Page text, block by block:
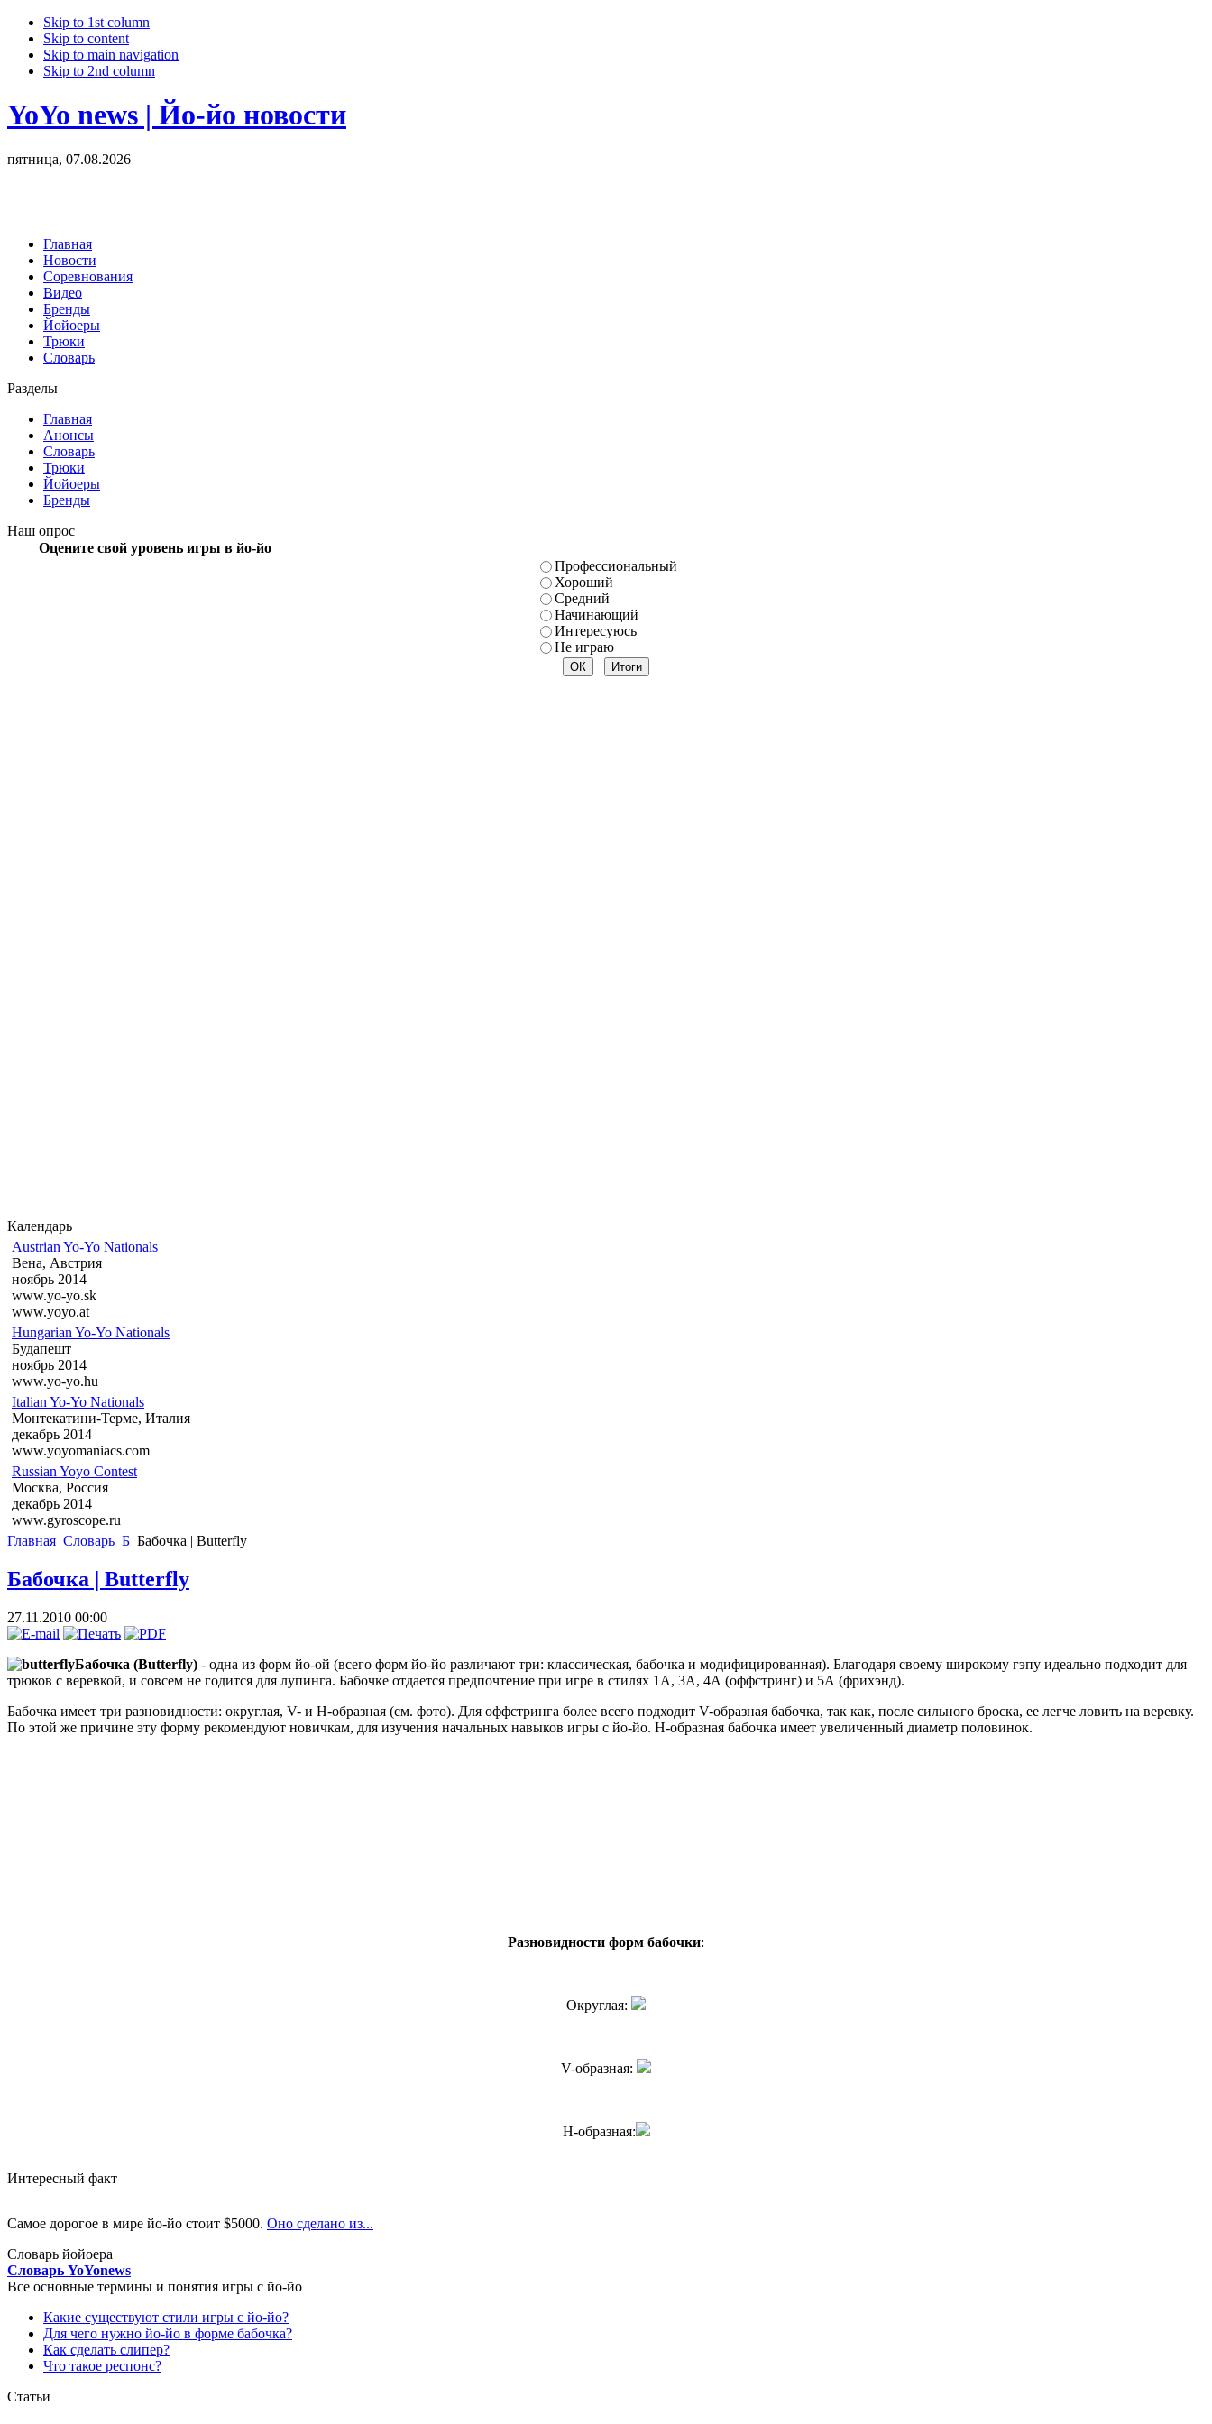
Skip to 1st column
Skip to content
Skip to main navigation
Skip to 2nd column
YoYo news | Йо-йо новости
пятница, 07.08.2026
Главная
Новости
Соревнования
Видео
Бренды
Йойоеры
Трюки
Словарь
Разделы
Главная
Анонсы
Словарь
Трюки
Йойоеры
Бренды
Наш опрос
Оцените свой уровень игры в йо-йо
Профессиональный
Хороший
Средний
Начинающий
Интересуюсь
Не играю
Календарь
Austrian Yo-Yo Nationals
Вена, Австрия
ноябрь 2014
www.yo-yo.sk
www.yoyo.at
Hungarian Yo-Yo Nationals
Будапешт
ноябрь 2014
www.yo-yo.hu
Italian Yo-Yo Nationals
Монтекатини-Терме, Италия
декабрь 2014
www.yoyomaniacs.com
Russian Yoyo Contest
Москва, Россия
декабрь 2014
www.gyroscope.ru
Главная Словарь Б Бабочка | Butterfly
Бабочка | Butterfly
27.11.2010 00:00
Бабочка (Butterfly) - одна из форм йо-ой (всего форм йо-йо различают три: классическая, бабочка и модифицированная). Благодаря своему широкому гэпу идеально подходит для
трюков с веревкой, и совсем не годится для лупинга. Бабочке отдается предпочтение при игре в стилях 1А, 3А, 4А (оффстринг) и 5А (фрихэнд).
Бабочка имеет три разновидности: округлая, V- и H-образная (см. фото). Для оффстринга более всего подходит V-образная бабочка, так как, после сильного броска, ее легче ловить на веревку.
По этой же причине эту форму рекомендуют новичкам, для изучения начальных навыков игры с йо-йо. H-образная бабочка имеет увеличенный диаметр половинок.
Разновидности форм бабочки:
Округлая:
V-образная:
H-образная:
Интересный факт
Самое дорогое в мире йо-йо стоит $5000. Оно сделано из...
Словарь йойоера
Словарь YoYonews
Все основные термины и понятия игры с йо-йо
Какие существуют стили игры с йо-йо?
Для чего нужно йо-йо в форме бабочка?
Как сделать слипер?
Что такое респонс?
Статьи